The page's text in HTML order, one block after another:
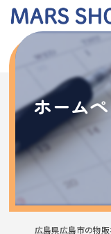
ホーム